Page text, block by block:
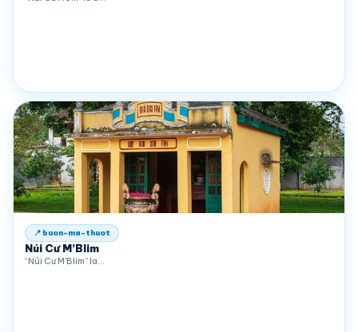
📍 buon-ma-thuot
Núi Cư M’Blim
“Núi Cư M'Blim” la…